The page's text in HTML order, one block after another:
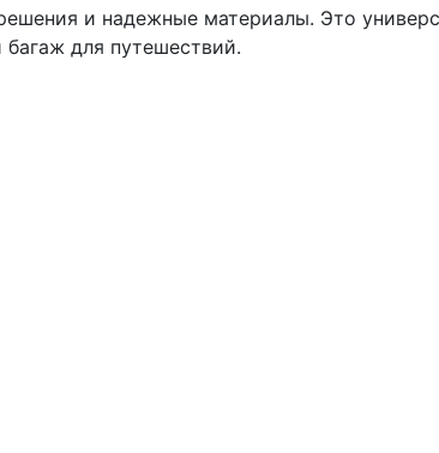
и надежные материалы. Это
для путешествий.